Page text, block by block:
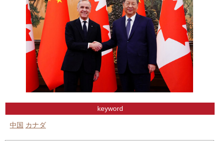
keyword
中国 カナダ